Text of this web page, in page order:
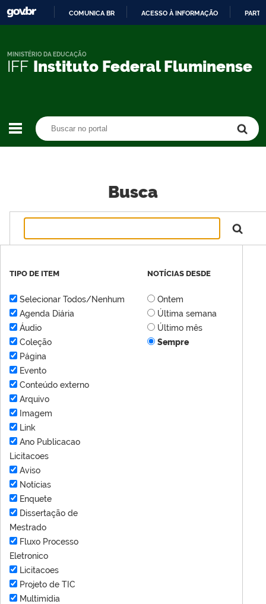
CONTEÚDO
COMUNICA BR ACESSO À INFORMAÇÃO
IFF Instituto Federal Fluminense
MINISTÉRIO DA EDUCAÇÃO
Busca
TIPO DE ITEM
Selecionar Todos/Nenhum
Agenda Diária
Áudio
Coleção
Página
Evento
Conteúdo externo
Arquivo
Imagem
Link
Ano Publicacao
Licitacoes
Aviso
Notícias
Enquete
Dissertação de
Mestrado
Fluxo Processo
Eletronico
Licitacoes
Projeto de TIC
Multimídia
NOTÍCIAS DESDE
Ontem
Última semana
Último mês
Sempre